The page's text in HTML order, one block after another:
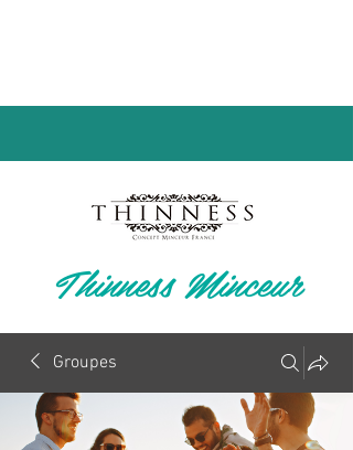
Thinness Minceur
Groupes